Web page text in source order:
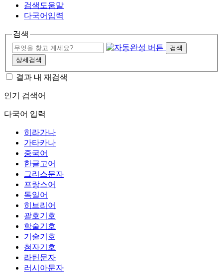
검색도움말
다국어입력
검색
검색
상세검색
결과 내 재검색
인기 검색어
다국어 입력
히라가나
가타카나
중국어
한글고어
그리스문자
프랑스어
독일어
히브리어
괄호기호
학술기호
기술기호
첨자기호
라틴문자
러시아문자